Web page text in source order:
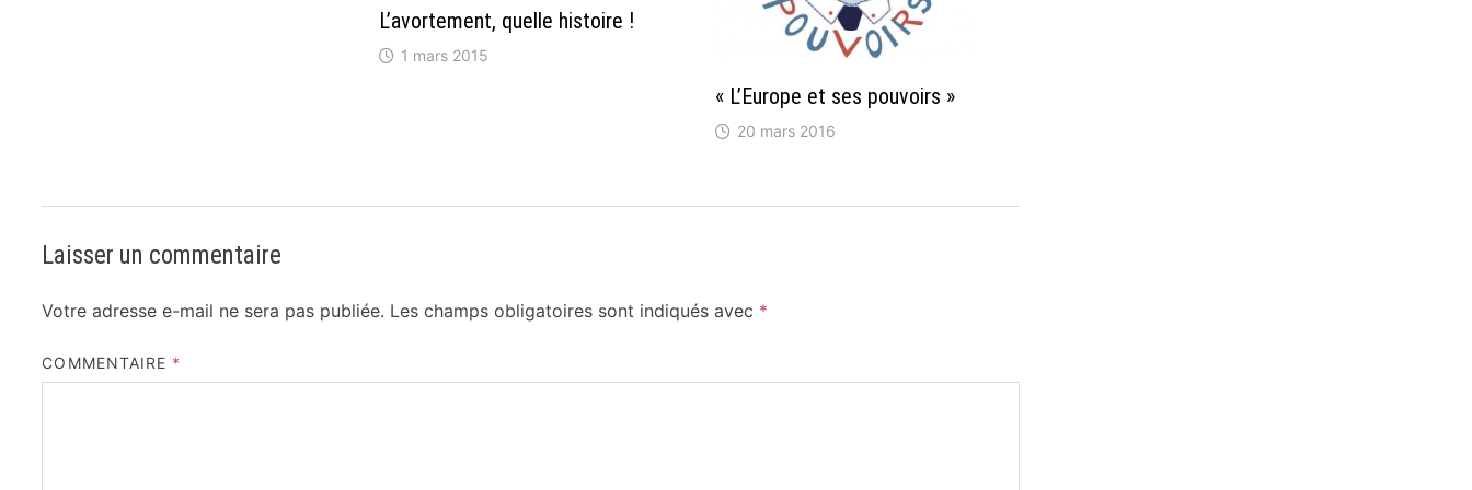
L’avortement, quelle histoire !
1 mars 2015
« L’Europe et ses pouvoirs »
20 mars 2016
Laisser un commentaire
Votre adresse e-mail ne sera pas publiée. Les champs obligatoires sont indiqués avec *
COMMENTAIRE *